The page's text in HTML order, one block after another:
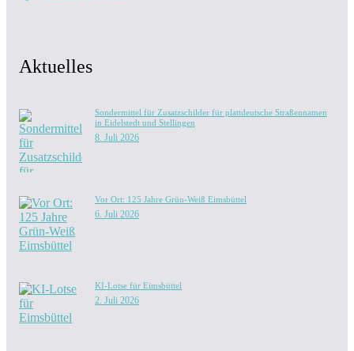
Aktuelles
Sondermittel für Zusatzschilder für plattdeutsche Straßennamen
in Eidelstedt und Stellingen
8. Juli 2026
Vor Ort: 125 Jahre Grün-Weiß Eimsbüttel
6. Juli 2026
KI-Lotse für Eimsbüttel
2. Juli 2026